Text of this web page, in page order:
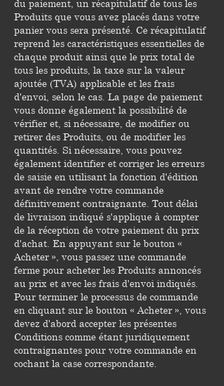
du paiement, un récapitulatif de tous les
Produits que vous avez placés dans votre
panier vous sera présenté. Ce récapitulatif
reprend les caractéristiques essentielles de
chaque produit ainsi que le prix total de
tous les produits, la taxe sur la valeur
ajoutée (TVA) applicable et les frais
d'envoi, selon le cas. La page de paiement
vous donne également la possibilité de
vérifier et, si nécessaire, de modifier ou
retirer des Produits, ou de modifier les
quantités. Si nécessaire, vous pouvez
également identifier et corriger les erreurs
de saisie en utilisant la fonction d'édition
avant de rendre votre commande
définitivement contraignante. Tout délai
de livraison indiqué s'applique à compter
de la réception de votre paiement du prix
d'achat. En appuyant sur le bouton «
Acheter », vous passez une commande
ferme pour acheter les Produits annoncés
au prix et avec les frais d'envoi indiqués.
Pour terminer le processus de commande
en cliquant sur le bouton « Acheter », vous
devez d'abord accepter les présentes
Conditions comme étant juridiquement
contraignantes pour votre commande en
cochant la case correspondante.